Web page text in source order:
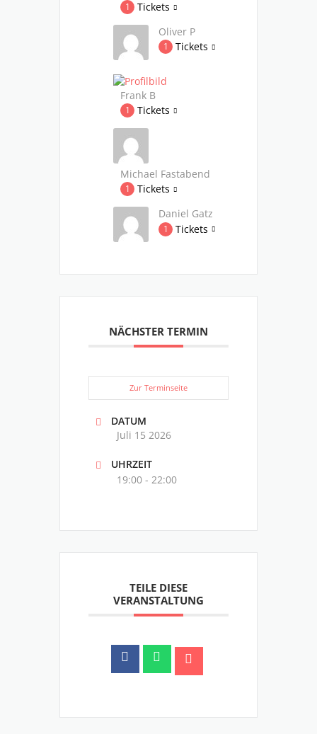
1
Tickets
Oliver P
1 Tickets
Frank B
1 Tickets
Michael Fastabend
1
Tickets
Daniel Gatz
1 Tickets
NÄCHSTER TERMIN
Zur Terminseite
DATUM
Juli 15 2026
UHRZEIT
19:00 - 22:00
TEILE DIESE
VERANSTALTUNG